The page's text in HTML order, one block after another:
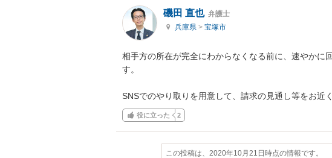
磯田 直也 弁護士
兵庫県 > 宝塚市
相手方の所在が完全にわからなくなる前に、速やかに
す。
SNSでのやり取りを用意して、請求の見通し等をお近
役に立った 2
この投稿は、2020年10月21日時点の情報です。